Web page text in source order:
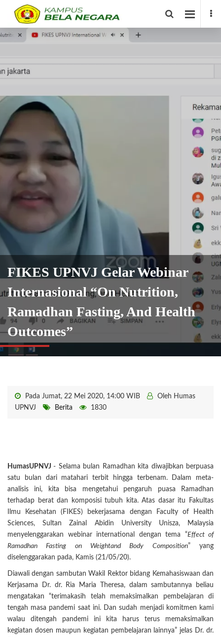
FIKES UPNVJ Gelar Webinar
Internasional “On Nutrition,
Ramadhan Fasting, And Health
Outcomes”
Pada Jumat, 22 Mei 2020, 14:00 WIB
Oleh Humas
UPNVJ
Berita 1830
HumasUPNVJ- Selama bulan Ramadhan kita diwajibkan berpuasa
satu bulan dari matahari terbit hingga terbenam. Dalam meta-
analisis ini, kita bisa mengetahui pengaruh puasa Ramadhan
terhadap berat dan komposisi tubuh kita. Atas dasar itu Fakultas
Ilmu Kesehatan (FIKES) bekerjasama dengan Faculty of Health
Sciences, Sultan Zainal Abidin University Unisza, Malaysia
menyelenggarakan webinar international dengan tema “Effect of
Ramadhan Fasting on Weightand Body Composition” yang
diselenggarakan pada, Kamis (21/05/20).
Diawali dengan sambutan Wakil Rektor bidang Kemahasiswaan dan
Kerjasama Dr. dr. Ria Maria Theresa, dalam sambutannya beliau
mengatakan “terimakasih telah memaksimalkan pembelajaran di
tengah masa pandemi saat ini. Dan sudah menjadi komitmen kami
walau ditengah pandemi ini kita harus terus memaksimalkan
kegiatan dosen maupun kegiatan pembelajaran lainnya” jelas Dr. dr.